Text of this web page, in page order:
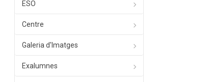
ESO
Centre
Galeria d'Imatges
Exalumnes